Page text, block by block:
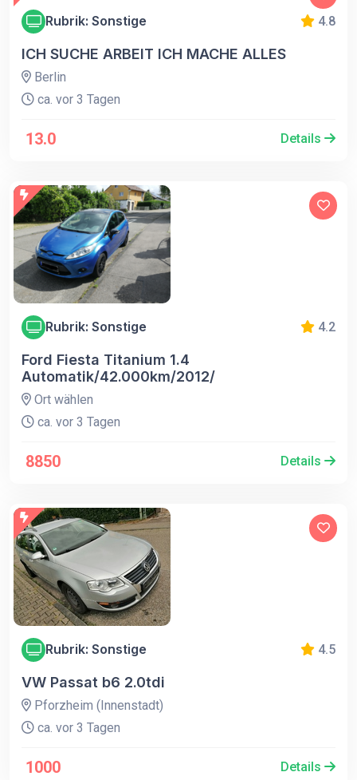
Rubrik: Sonstige 4.8
ICH SUCHE ARBEIT ICH MACHE ALLES
Berlin
ca. vor 3 Tagen
13.0 Details
Rubrik: Sonstige 4.2
Ford Fiesta Titanium 1.4
Automatik/42.000km/2012/
Ort wählen
ca. vor 3 Tagen
8850 Details
Rubrik: Sonstige 4.5
VW Passat b6 2.0tdi
Pforzheim (Innenstadt)
ca. vor 3 Tagen
1000 Details